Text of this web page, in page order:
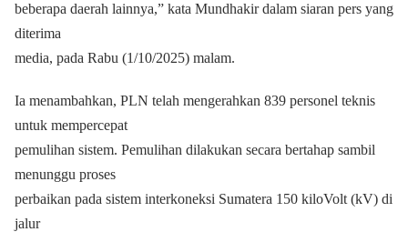
beberapa daerah lainnya,” kata Mundhakir dalam siaran pers yang
diterima
media, pada Rabu (1/10/2025) malam.
Ia menambahkan, PLN telah mengerahkan 839 personel teknis
untuk mempercepat
pemulihan sistem. Pemulihan dilakukan secara bertahap sambil
menunggu proses
perbaikan pada sistem interkoneksi Sumatera 150 kiloVolt (kV) di
jalur